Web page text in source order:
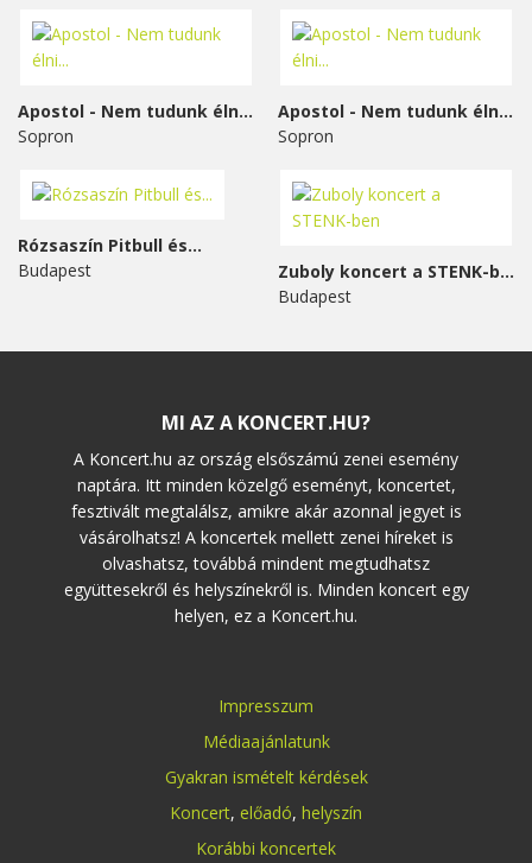
Apostol - Nem tudunk élni...
Sopron
Apostol - Nem tudunk élni...
Sopron
Rózsaszín Pitbull és...
Budapest
Zuboly koncert a STENK-ben
Budapest
MI AZ A KONCERT.HU?
A Koncert.hu az ország elsőszámú zenei esemény
naptára. Itt minden közelgő eseményt, koncertet,
fesztivált megtalálsz, amikre akár azonnal jegyet is
vásárolhatsz! A koncertek mellett zenei híreket is
olvashatsz, továbbá mindent megtudhatsz
együttesekről és helyszínekről is. Minden koncert egy
helyen, ez a Koncert.hu.
Impresszum
Médiaajánlatunk
Gyakran ismételt kérdések
Koncert, előadó, helyszín
Korábbi koncertek